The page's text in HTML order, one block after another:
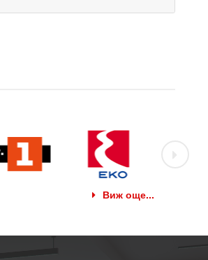
Виж още...